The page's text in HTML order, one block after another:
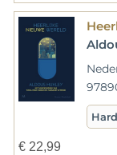
€22,99